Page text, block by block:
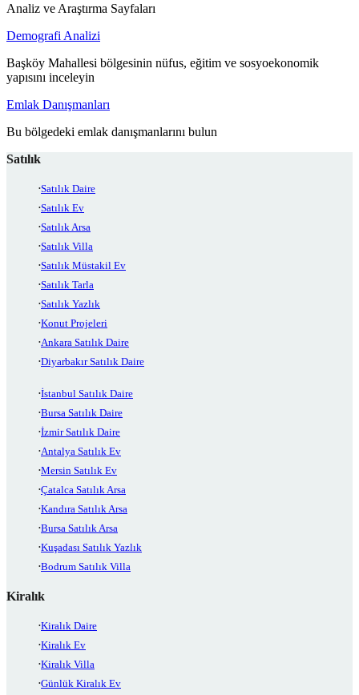
Analiz ve Araştırma Sayfaları
Demografi Analizi
Başköy Mahallesi bölgesinin nüfus, eğitim ve sosyoekonomik
yapısını inceleyin
Emlak Danışmanları
Bu bölgedeki emlak danışmanlarını bulun
Satılık
Satılık Daire
Satılık Ev
Satılık Arsa
Satılık Villa
Satılık Müstakil Ev
Satılık Tarla
Satılık Yazlık
Konut Projeleri
Ankara Satılık Daire
Diyarbakır Satılık Daire
İstanbul Satılık Daire
Bursa Satılık Daire
İzmir Satılık Daire
Antalya Satılık Ev
Mersin Satılık Ev
Çatalca Satılık Arsa
Kandıra Satılık Arsa
Bursa Satılık Arsa
Kuşadası Satılık Yazlık
Bodrum Satılık Villa
Kiralık
Kiralık Daire
Kiralık Ev
Kiralık Villa
Günlük Kiralık Ev